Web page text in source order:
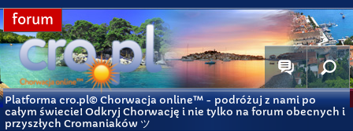
forum
Platforma cro.pl© Chorwacja online™ - podróżuj z nami po
całym świecie! Odkryj Chorwację i nie tylko na forum obecnych i
przyszłych Cromaniaków ツ